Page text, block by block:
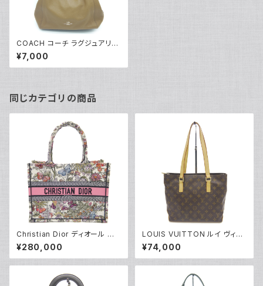
COACH コーチ ラグジュアリー
ペブルドレザーハリーショルダ
ー ショルダーバッグ ブラウン F
80268 Y03914
¥7,000
同じカテゴリの商品
Christian Dior ディオール ブッ
クトート バッグ ミディアム ハン
ドバッグ メキシコミレフィオリ M
1296ZEBJ Y05232
¥280,000
LOUIS VUITTON ルイ ヴィト
ン カバ ピアノ モノグラム トート
バッグ ショルダーバッグ M5114
8 Y05207
¥74,000